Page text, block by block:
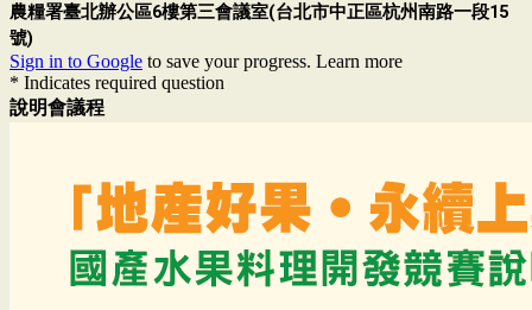
農糧署臺北辦公區6樓第三會議室(台北市中正區杭州南路一段15
號)
Sign in to Google to save your progress. Learn more
* Indicates required question
說明會議程